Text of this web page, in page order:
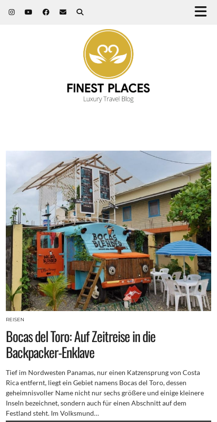
REISEN
Bocas del Toro: Auf Zeitreise in die
Backpacker-Enklave
Tief im Nordwesten Panamas, nur einen Katzensprung von Costa
Rica entfernt, liegt ein Gebiet namens Bocas del Toro, dessen
geheimnisvoller Name nicht nur sechs größere und einige kleinere
Inseln bezeichnet, sondern auch für einen Abschnitt auf dem
Festland steht. Im Volksmund…